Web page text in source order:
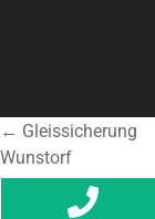
← Gleissicherung
Wunstorf